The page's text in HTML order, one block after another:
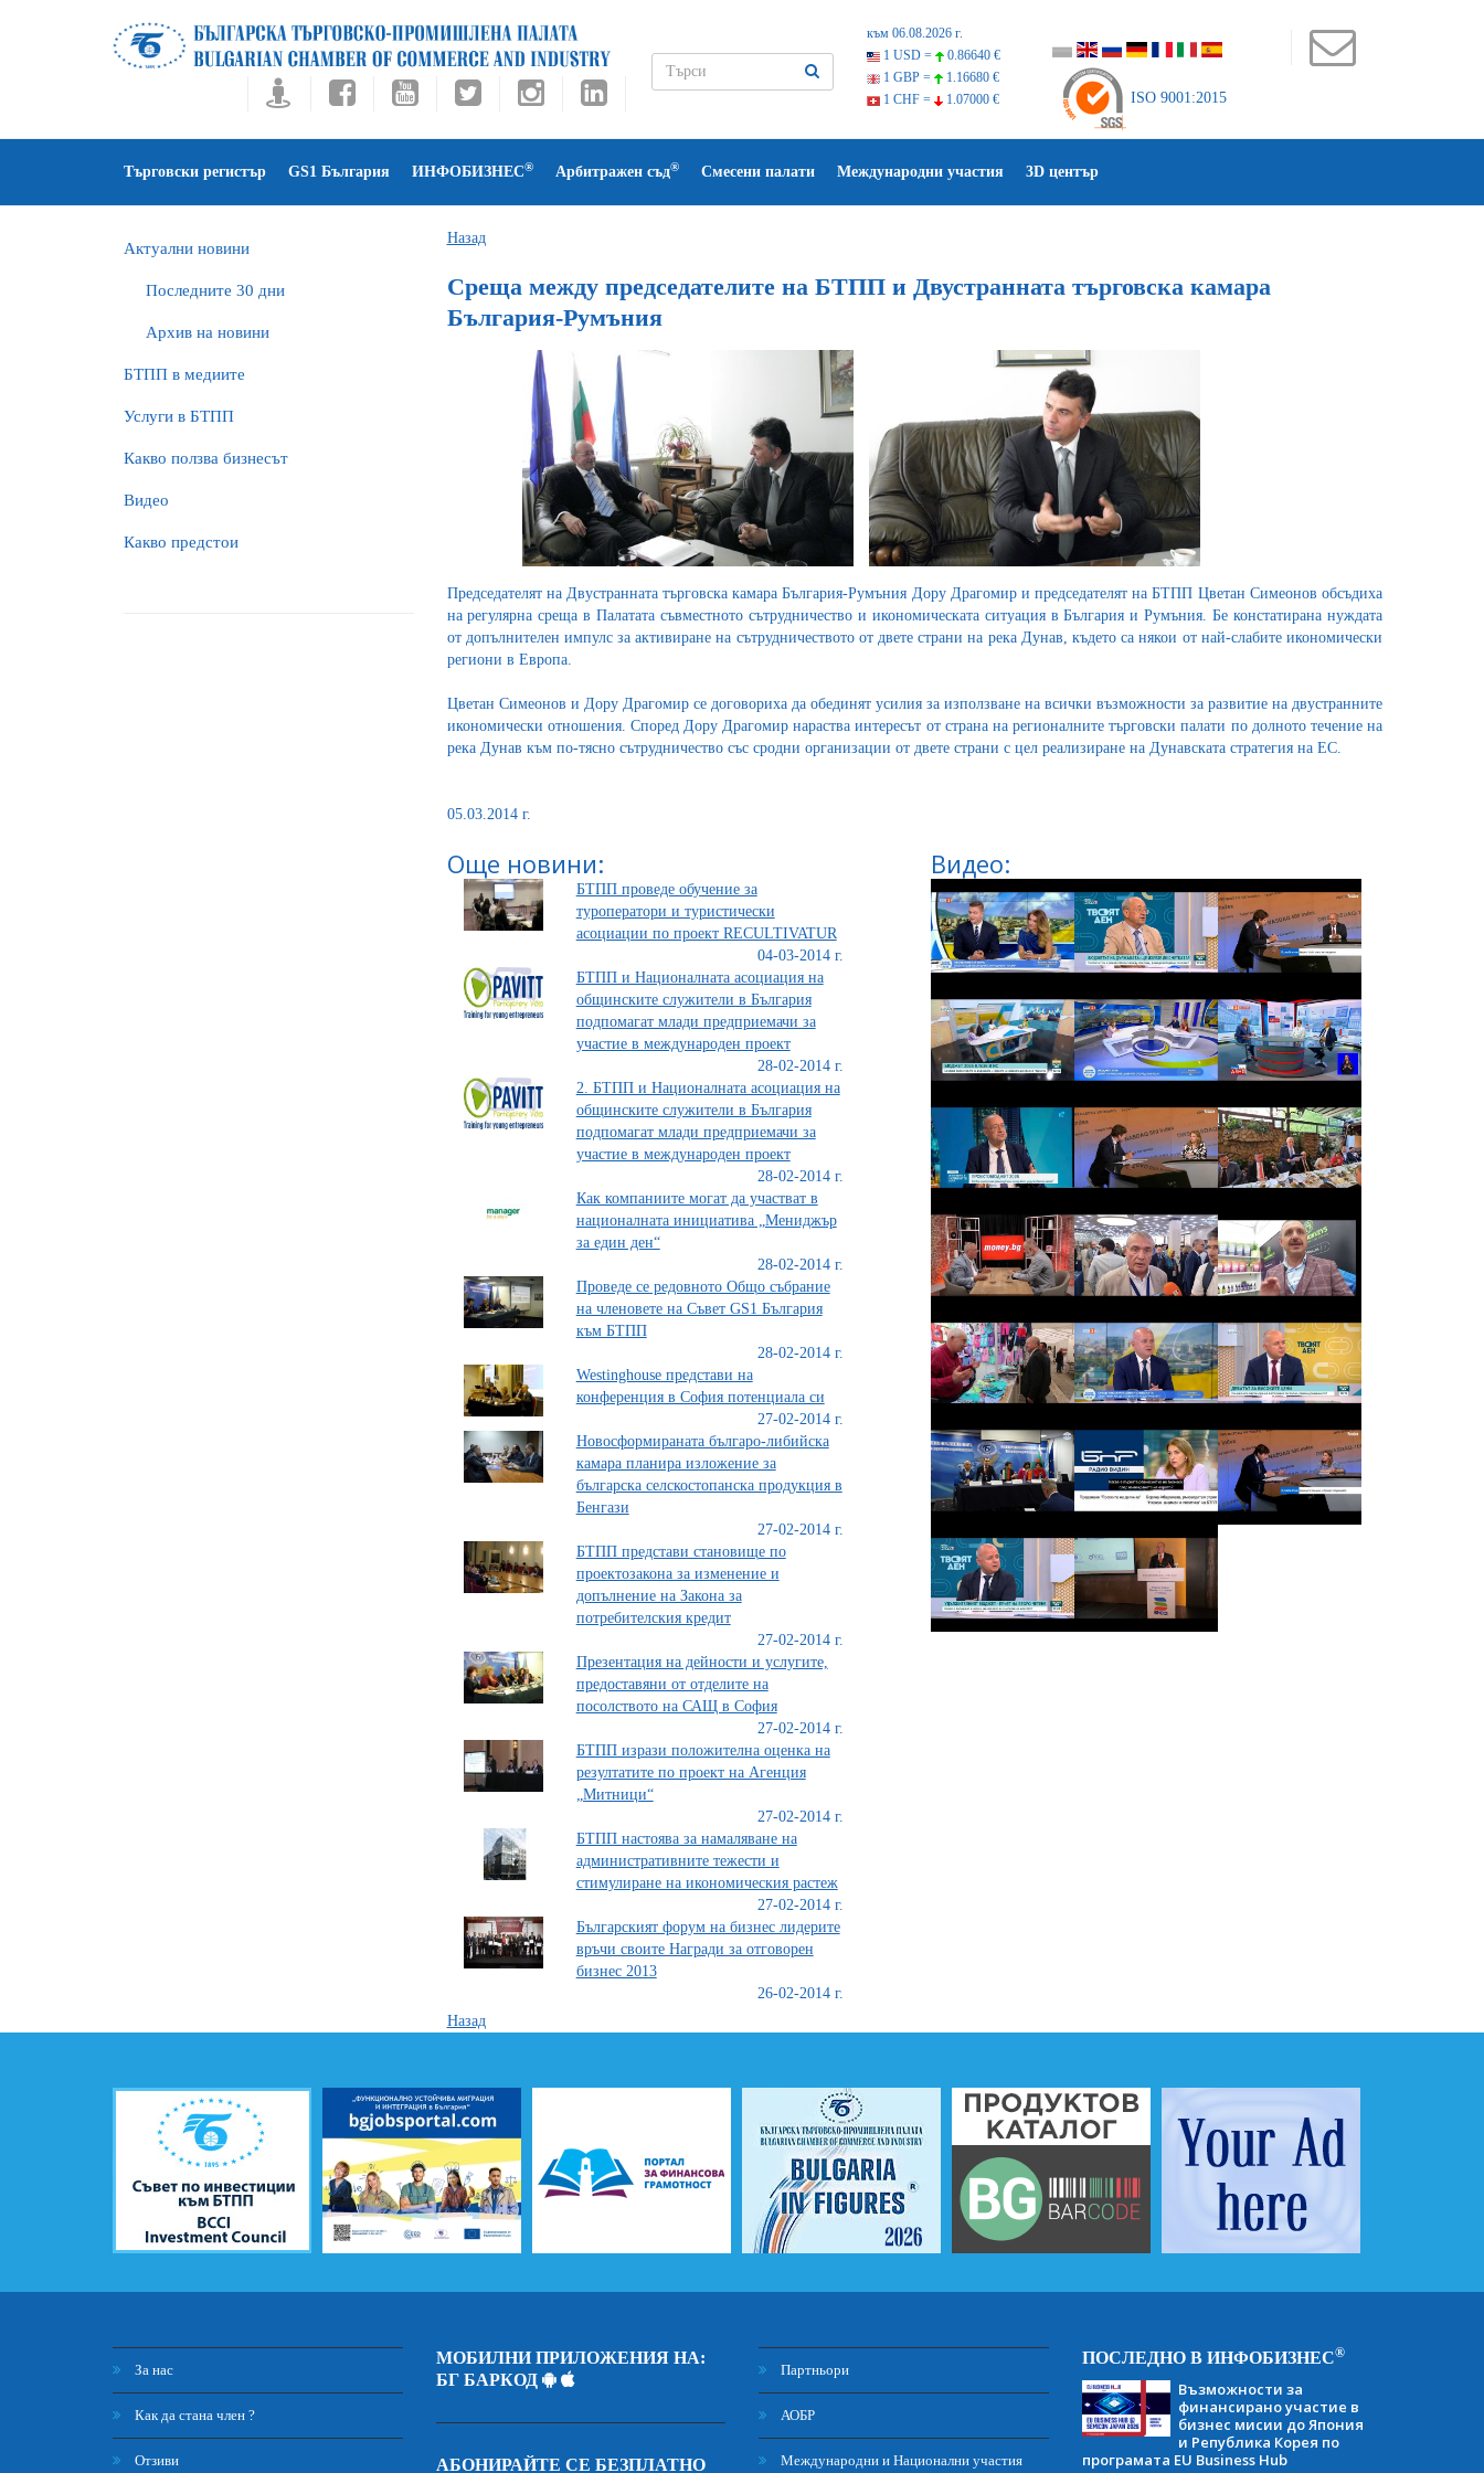
към 06.08.2026 г.
1 USD =
0.86640 €
1 GBP =
1.16680 €
1 CHF =
1.07000 € ISO 9001:2015
Търговски регистър GS1 България ИНФОБИЗНЕС® Арбитражен съд® Смесени палати Международни участия 3D център
Актуални новини
Последните 30 дни
Архив на новини
БTПП в медиите
Услуги в БТПП
Какво ползва бизнесът
Видео
Какво предстои
Назад
Среща между председателите на БТПП и Двустранната търговска камара
България-Румъния
Председателят на Двустранната търговска камара България-Румъния Дору Драгомир и председателят на БТПП Цветан Симеонов обсъдиха
на регулярна среща в Палатата съвместното сътрудничество и икономическата ситуация в България и Румъния. Бе констатирана нуждата
от допълнителен импулс за активиране на сътрудничеството от двете страни на река Дунав, където са някои от най-слабите икономически
региони в Европа.
Цветан Симеонов и Дору Драгомир се договориха да обединят усилия за използване на всички възможности за развитие на двустранните
икономически отношения. Според Дору Драгомир нараства интересът от страна на регионалните търговски палати по долното течение на
река Дунав към по-тясно сътрудничество със сродни организации от двете страни с цел реализиране на Дунавската стратегия на ЕС.
05.03.2014 г.
Още новини:
БТПП проведе обучение за
туроператори и туристически
асоциации по проект RECULTIVATUR
04-03-2014 г.
БТПП и Националната асоциация на
общинските служители в България
подпомагат млади предприемачи за
участие в международен проект
28-02-2014 г.
2. БТПП и Националната асоциация на
общинските служители в България
подпомагат млади предприемачи за
участие в международен проект
28-02-2014 г.
Как компаниите могат да участват в
националната инициатива „Мениджър
за един ден“
28-02-2014 г.
Проведе се редовното Общо събрание
на членовете на Съвет GS1 България
към БТПП
28-02-2014 г.
Westinghouse представи на
конференция в София потенциала си
27-02-2014 г.
Новосформираната българо-либийска
камара планира изложение за
българска селскостопанска продукция в
Бенгази
27-02-2014 г.
БТПП представи становище по
проектозакона за изменение и
допълнение на Закона за
потребителския кредит
27-02-2014 г.
Презентация на дейности и услугите,
предоставяни от отделите на
посолството на САЩ в София
27-02-2014 г.
БТПП изрази положителна оценка на
резултатите по проект на Агенция
„Митници“
27-02-2014 г.
БТПП настоява за намаляване на
административните тежести и
стимулиране на икономическия растеж
27-02-2014 г.
Българският форум на бизнес лидерите
връчи своите Награди за отговорен
бизнес 2013
26-02-2014 г.
Видео:
Назад
За нас
Как да стана член ?
Отзиви
МОБИЛНИ ПРИЛОЖЕНИЯ НА:
БГ БАРКОД
АБОНИРАЙТЕ СЕ БЕЗПЛАТНО
Партньори
АОБР
Международни и Национални участия
ПОСЛЕДНО В ИНФОБИЗНЕС®
Възможности за
финансирано участие в
бизнес мисии до Япония
и Република Корея по
програмата EU Business Hub